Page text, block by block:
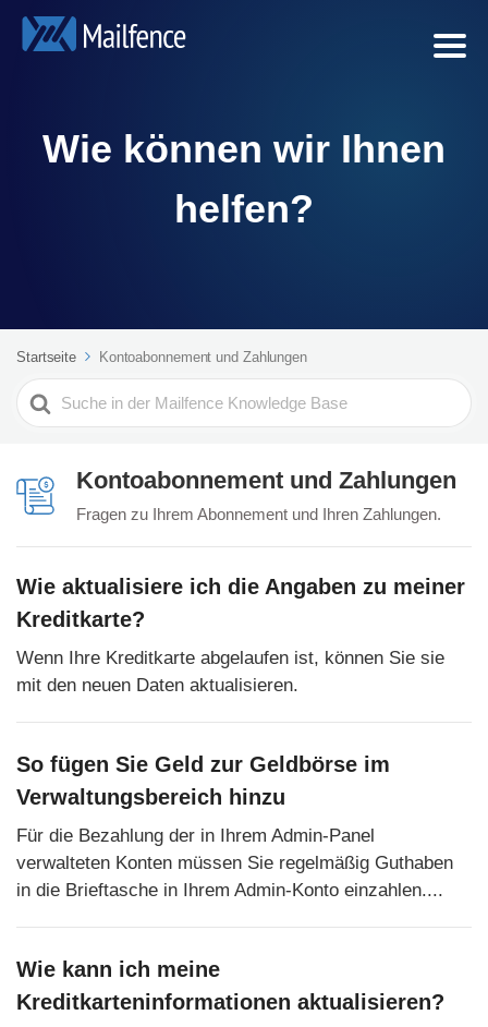
Wie können wir Ihnen
helfen?
Startseite Kontoabonnement und Zahlungen
Search
For
Kontoabonnement und Zahlungen
Fragen zu Ihrem Abonnement und Ihren Zahlungen.
Wie aktualisiere ich die Angaben zu meiner
Kreditkarte?
Wenn Ihre Kreditkarte abgelaufen ist, können Sie sie
mit den neuen Daten aktualisieren.
So fügen Sie Geld zur Geldbörse im
Verwaltungsbereich hinzu
Für die Bezahlung der in Ihrem Admin-Panel
verwalteten Konten müssen Sie regelmäßig Guthaben
in die Brieftasche in Ihrem Admin-Konto einzahlen....
Wie kann ich meine
Kreditkarteninformationen aktualisieren?